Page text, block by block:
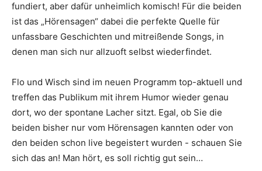
fundiert, aber dafür unheimlich komisch! Für die beiden
ist das „Hörensagen“ dabei die perfekte Quelle für
unfassbare Geschichten und mitreißende Songs, in
denen man sich nur allzuoft selbst wiederfindet.
Flo und Wisch sind im neuen Programm top-aktuell und
treffen das Publikum mit ihrem Humor wieder genau
dort, wo der spontane Lacher sitzt. Egal, ob Sie die
beiden bisher nur vom Hörensagen kannten oder von
den beiden schon live begeistert wurden - schauen Sie
sich das an! Man hört, es soll richtig gut sein…